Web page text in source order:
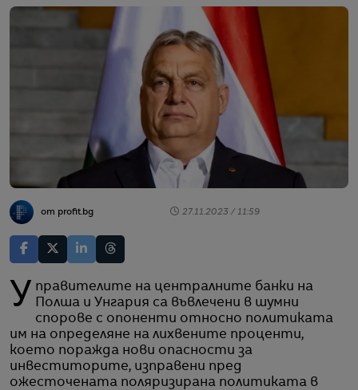
от profit.bg 27.11.2023 / 11:59
Управителите на централните банки на
Полша и Унгария са въвлечени в шумни
спорове с опоненти относно политиката
им на определяне на лихвените проценти,
което поражда нови опасности за
инвеститорите, изправени пред
ожесточената поляризирана политиката в